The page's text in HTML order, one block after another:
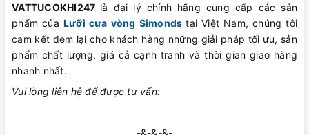
VATTUCOKHI247 là đại lý chính hãng cung cấp các sản
phẩm của Lưỡi cưa vòng Simonds tại Việt Nam, chúng tôi
cam kết đem lại cho khách hàng những giải pháp tối ưu, sản
phẩm chất lượng, giá cả cạnh tranh và thời gian giao hàng
nhanh nhất.
Vui lòng liên hệ để được tư vấn:
-&-&-&-